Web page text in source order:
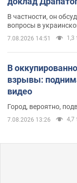
В частности, он
вопросы в
7.08.2026 14:51 1,3
В
взрывы:
видео
Город, вероятно,
7.08.2026 13:26 4,7